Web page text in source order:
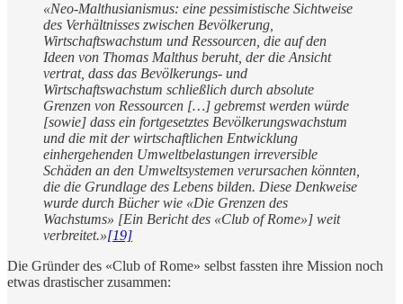
«Neo-Malthusianismus: eine pessimistische Sichtweise
des Verhältnisses zwischen Bevölkerung,
Wirtschaftswachstum und Ressourcen, die auf den
Ideen von Thomas Malthus beruht, der die Ansicht
vertrat, dass das Bevölkerungs- und
Wirtschaftswachstum schließlich durch absolute
Grenzen von Ressourcen […] gebremst werden würde
[sowie] dass ein fortgesetztes Bevölkerungswachstum
und die mit der wirtschaftlichen Entwicklung
einhergehenden Umweltbelastungen irreversible
Schäden an den Umweltsystemen verursachen könnten,
die die Grundlage des Lebens bilden. Diese Denkweise
wurde durch Bücher wie «Die Grenzen des
Wachstums» [Ein Bericht des «Club of Rome»] weit
verbreitet.»[19]
Die Gründer des «Club of Rome» selbst fassten ihre Mission noch
etwas drastischer zusammen: